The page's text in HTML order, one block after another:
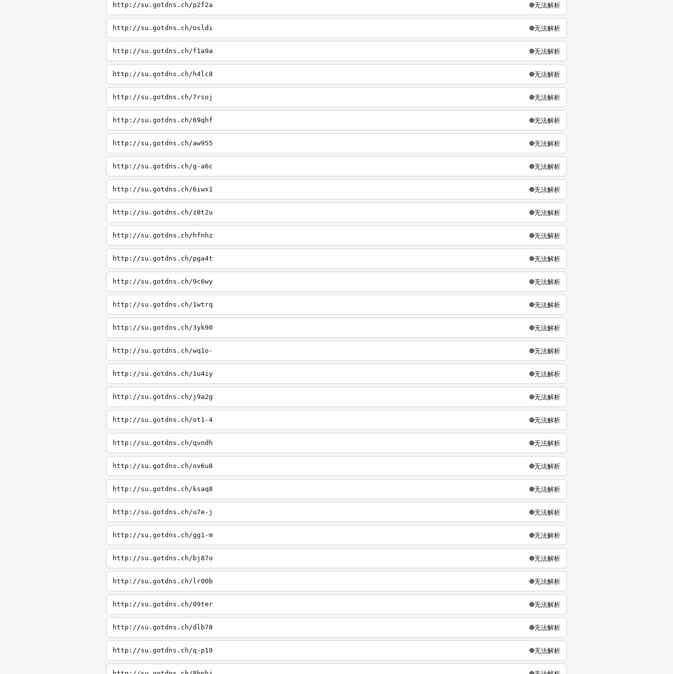
http://su.gotdns.ch/p2f2a 无法解析
http://su.gotdns.ch/osldi 无法解析
http://su.gotdns.ch/f1a9a 无法解析
http://su.gotdns.ch/h4lc8 无法解析
http://su.gotdns.ch/7rsoj 无法解析
http://su.gotdns.ch/69qhf 无法解析
http://su.gotdns.ch/aw955 无法解析
http://su.gotdns.ch/g-a6c 无法解析
http://su.gotdns.ch/6iwx1 无法解析
http://su.gotdns.ch/z8t2u 无法解析
http://su.gotdns.ch/hfnhz 无法解析
http://su.gotdns.ch/pga4t 无法解析
http://su.gotdns.ch/9c6wy 无法解析
http://su.gotdns.ch/1wtrq 无法解析
http://su.gotdns.ch/3yk90 无法解析
http://su.gotdns.ch/wq1o- 无法解析
http://su.gotdns.ch/1u4iy 无法解析
http://su.gotdns.ch/j9a2g 无法解析
http://su.gotdns.ch/ot1-4 无法解析
http://su.gotdns.ch/qvndh 无法解析
http://su.gotdns.ch/ov6u8 无法解析
http://su.gotdns.ch/ksaq8 无法解析
http://su.gotdns.ch/u7e-j 无法解析
http://su.gotdns.ch/gg1-m 无法解析
http://su.gotdns.ch/bj87o 无法解析
http://su.gotdns.ch/lr00b 无法解析
http://su.gotdns.ch/09ter 无法解析
http://su.gotdns.ch/dlb78 无法解析
http://su.gotdns.ch/q-p10 无法解析